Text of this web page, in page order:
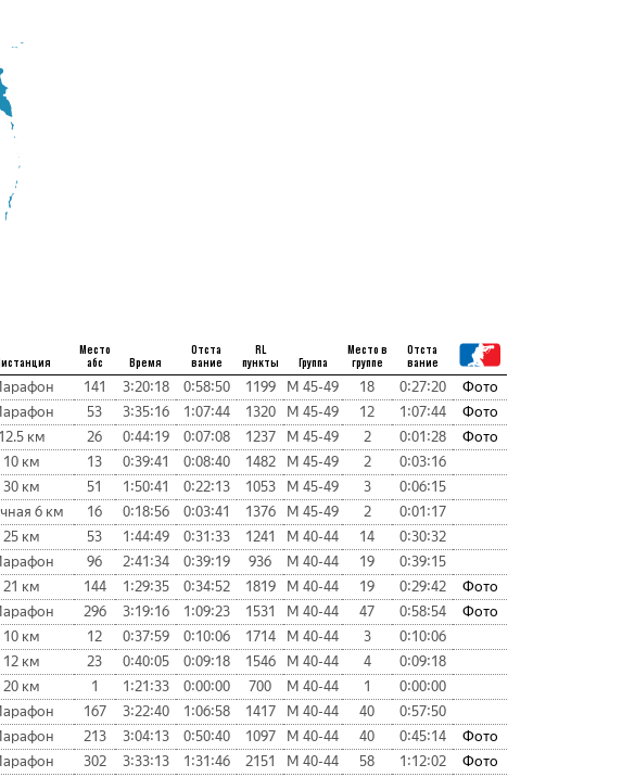
Место
абс
Время
Отста
вание
RL
пункты
Группа
Место в
группе
Отста
вание
141 3:20:18 0:58:50 1199 М 45-49 18 0:27:20
Фото
53 3:35:16 1:07:44 1320 М 45-49 12 1:07:44
Фото
12.5 км 26 0:44:19 0:07:08 1237 М 45-49 2 0:01:28
Фото
10 км 13 0:39:41 0:08:40 1482 М 45-49 2
0:03:16
30 км 51 1:50:41 0:22:13 1053 М 45-49 3
0:06:15
6 км 16 0:18:56 0:03:41 1376 М 45-49 2
0:01:17
25 км 53 1:44:49 0:31:33 1241 М 40-44 14
0:30:32
96 2:41:34 0:39:19 936 М 40-44 19
0:39:15
21 км 144 1:29:35 0:34:52 1819 М 40-44 19 0:29:42
Фото
296 3:19:16 1:09:23 1531 М 40-44 47 0:58:54
Фото
10 км 12 0:37:59 0:10:06 1714 М 40-44 3
0:10:06
12 км 23 0:40:05 0:09:18 1546 М 40-44 4
0:09:18
20 км 1 1:21:33 0:00:00 700 М 40-44 1
0:00:00
167 3:22:40 1:06:58 1417 М 40-44 40
0:57:50
213 3:04:13 0:50:40 1097 М 40-44 40 0:45:14
Фото
302 3:33:13 1:31:46 2151 М 40-44 58 1:12:02
Фото